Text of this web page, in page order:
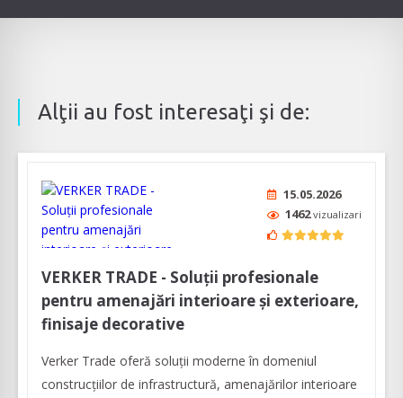
Alţii au fost interesaţi şi de:
15.05.2026
1462vizualizari
VERKER TRADE - Soluţii profesionale
pentru amenajări interioare şi exterioare,
finisaje decorative
Verker Trade oferă soluţii moderne în domeniul
construcţiilor de infrastructură, amenajărilor interioare